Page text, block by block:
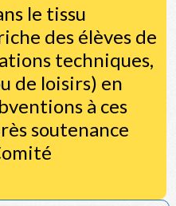
le tissu
des élèves de
techniques,
de loisirs) en
à ces
soutenance